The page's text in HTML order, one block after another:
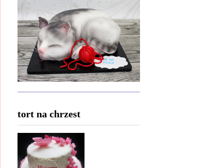
tort na chrzest